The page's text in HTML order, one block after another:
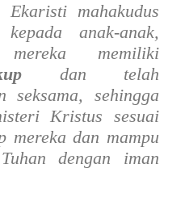
mahakudus
anak-anak,
memiliki
dan telah
seksama, sehingga
Kristus sesuai
mereka dan mampu
dengan iman